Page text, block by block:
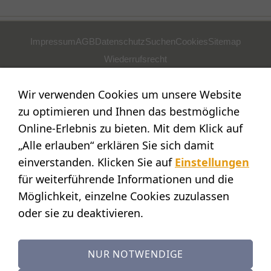
ImpressumAGBDatenschutzSuchenCookiesSitemap
Wiederrufsrecht
Nostalgie- & Geschenk Shop
Maja Schmid
Luzernerstr. 14
CH-6353 Weggis
SHOWROOM
STANDORT:
Calendariaweg 1
(nur auf Terminvereinbarung)
Wir verwenden Cookies um unsere Website
zu optimieren und Ihnen das bestmögliche
Online-Erlebnis zu bieten. Mit dem Klick auf
„Alle erlauben“ erklären Sie sich damit
einverstanden. Klicken Sie auf Einstellungen
für weiterführende Informationen und die
Möglichkeit, einzelne Cookies zuzulassen
oder sie zu deaktivieren.
NUR NOTWENDIGE